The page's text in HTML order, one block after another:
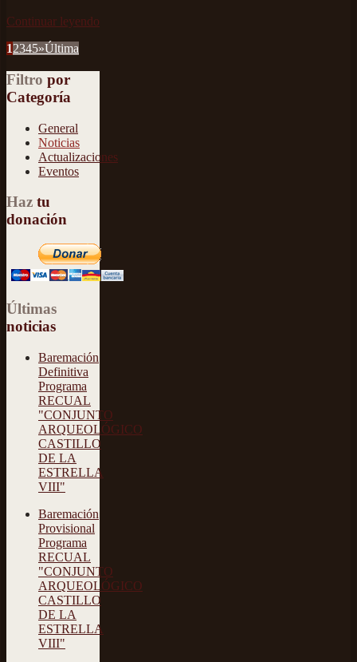
Continuar leyendo
12345»Última
Filtro por
Categoría
General
Noticias
Actualizaciones
Eventos
Haz tu
donación
Últimas
noticias
Baremación
Definitiva
Programa
RECUAL
"CONJUNTO
ARQUEOLÓGICO
CASTILLO
DE LA
ESTRELLA
VIII"
Baremación
Provisional
Programa
RECUAL
"CONJUNTO
ARQUEOLÓGICO
CASTILLO
DE LA
ESTRELLA
VIII"